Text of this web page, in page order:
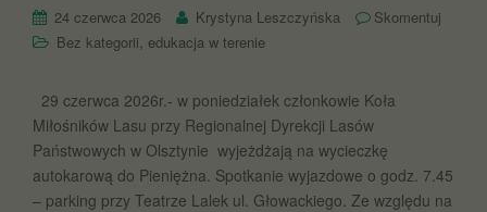
24 czerwca 2026 Krystyna Leszczyńska
Skomentuj
Bez kategorii, edukacja w terenie
29 czerwca 2026r.- w poniedziałek członkowie Koła
Miłośników Lasu przy Regionalnej Dyrekcji Lasów
Państwowych w Olsztynie wyjeżdżają na wycieczkę
autokarową do Pieniężna. Spotkanie wyjazdowe o godz. 7.45
– parking przy Teatrze Lalek ul. Głowackiego. Ze względu na